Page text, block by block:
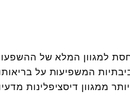
למגוון המלא של
המשפיעות על
ממגוון דיסציפלינות